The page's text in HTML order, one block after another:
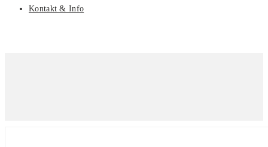
Kontakt & Info